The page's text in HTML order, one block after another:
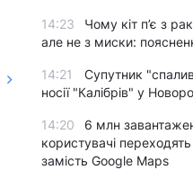
14:23
Чому кіт п’є з
але не з миски:
14:21
Супутник
носії "Калібрів" у
14:20
6 млн
користувачі
замість Google Maps